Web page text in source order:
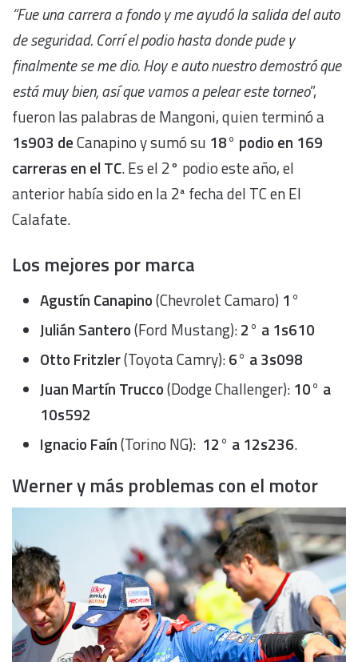
“Fue una carrera a fondo y me ayudó la salida del auto
de seguridad. Corrí el podio hasta donde pude y
finalmente se me dio. Hoy e auto nuestro demostró que
está muy bien, así que vamos a pelear este torneo”,
fueron las palabras de Mangoni, quien terminó a
1s903 deCanapino y sumó su 18° podio en 169
carreras en el TC. Es el 2° podio este año, el
anterior había sido en la 2ª fecha del TC en El
Calafate.
Los mejores por marca
Agustín Canapino(Chevrolet Camaro) 1°
Julián Santero(Ford Mustang):2° a 1s610
Otto Fritzler(Toyota Camry):6° a 3s098
Juan Martín Trucco(Dodge Challenger): 10° a
10s592
Ignacio Faín(Torino NG): 12° a 12s236.
Werner y más problemas con el motor